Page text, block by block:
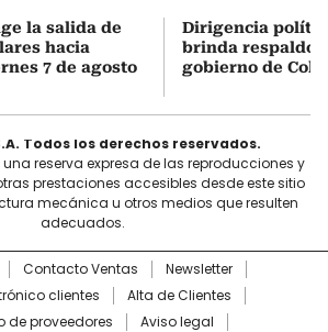
la salida de
hacia
7 de agosto
Dirigencia
brinda respaldo
gobierno de
Todos los derechos reservados.
una reserva expresa de las reproducciones y
prestaciones accesibles desde este sitio
mecánica u otros medios que resulten
adecuados.
Contacto Ventas
Newsletter
clientes
Alta de Clientes
de proveedores
Aviso legal